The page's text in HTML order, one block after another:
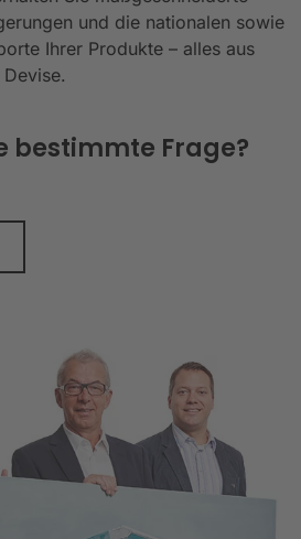
und die nationalen sowie
Ihrer Produkte – alles aus
bestimmte Frage?